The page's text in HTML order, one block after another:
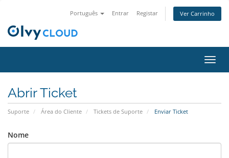
Português Entrar Registar Ver Carrinho
Abrir Ticket
Suporte Área do Cliente Tickets de Suporte Enviar Ticket
Nome